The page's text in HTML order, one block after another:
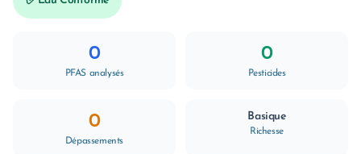
0
PFAS analysés
0
Pesticides
0
Dépassements
Basique
Richesse